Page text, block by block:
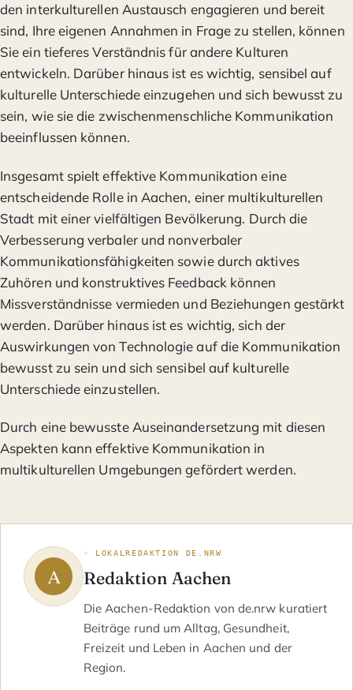
den interkulturellen Austausch engagieren und bereit
sind, Ihre eigenen Annahmen in Frage zu stellen, können
Sie ein tieferes Verständnis für andere Kulturen
entwickeln. Darüber hinaus ist es wichtig, sensibel auf
kulturelle Unterschiede einzugehen und sich bewusst zu
sein, wie sie die zwischenmenschliche Kommunikation
beeinflussen können.
Insgesamt spielt effektive Kommunikation eine
entscheidende Rolle in Aachen, einer multikulturellen
Stadt mit einer vielfältigen Bevölkerung. Durch die
Verbesserung verbaler und nonverbaler
Kommunikationsfähigkeiten sowie durch aktives
Zuhören und konstruktives Feedback können
Missverständnisse vermieden und Beziehungen gestärkt
werden. Darüber hinaus ist es wichtig, sich der
Auswirkungen von Technologie auf die Kommunikation
bewusst zu sein und sich sensibel auf kulturelle
Unterschiede einzustellen.
Durch eine bewusste Auseinandersetzung mit diesen
Aspekten kann effektive Kommunikation in
multikulturellen Umgebungen gefördert werden.
◦ LOKALREDAKTION DE.NRW
Redaktion Aachen
Die Aachen-Redaktion von de.nrw kuratiert
Beiträge rund um Alltag, Gesundheit,
Freizeit und Leben in Aachen und der
Region.